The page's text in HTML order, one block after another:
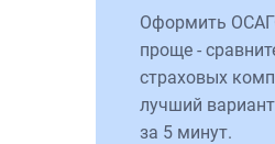
Оформить
проще -
страховых
лучший
за 5 минут.